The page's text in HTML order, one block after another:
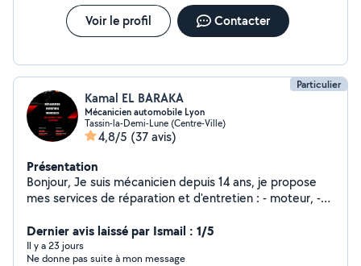
Voir le profil Contacter
Particulier
Kamal EL BARAKA
Mécanicien automobile Lyon
Tassin-la-Demi-Lune (Centre-Ville)
4,8/5 (37 avis)
Présentation
Bonjour, Je suis mécanicien depuis 14 ans, je propose
mes services de réparation et d'entretien : - moteur, -
changement de pare choc sans peinture, - joint de
culasse - (...)
Dernier avis laissé par Ismail : 1/5
Il y a 23 jours
Ne donne pas suite à mon message